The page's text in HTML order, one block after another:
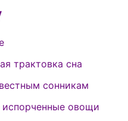
трактовка сна
сонникам
овощи